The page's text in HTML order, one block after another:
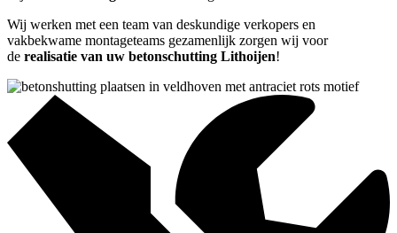
Wij werken met een team van deskundige verkopers en
vakbekwame montageteams gezamenlijk zorgen wij voor
de realisatie van uw betonschutting Lithoijen!